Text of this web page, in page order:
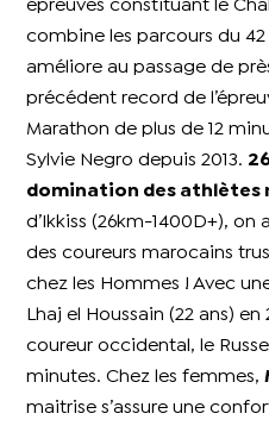
épreuves constituant le
combine les parcours du 42
améliore au passage de
précédent record de
Marathon de plus de 12
Sylvie Negro depuis 2013.
domination des athlètes
d’Ikkiss (26km-1400D+),
des coureurs marocains
chez les Hommes ! Avec
Lhaj el Houssain (22 ans)
coureur occidental, le
minutes.Chez les femmes,
maitrise s’assure une